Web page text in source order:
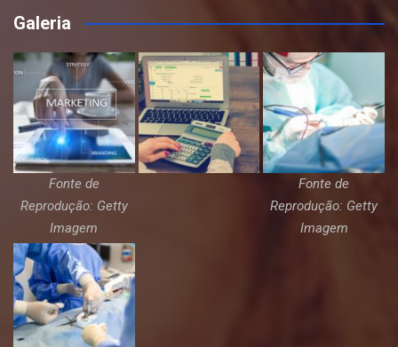
Galeria
Fonte de
Reprodução: Getty
Imagem
Fonte de
Reprodução: Getty
Imagem